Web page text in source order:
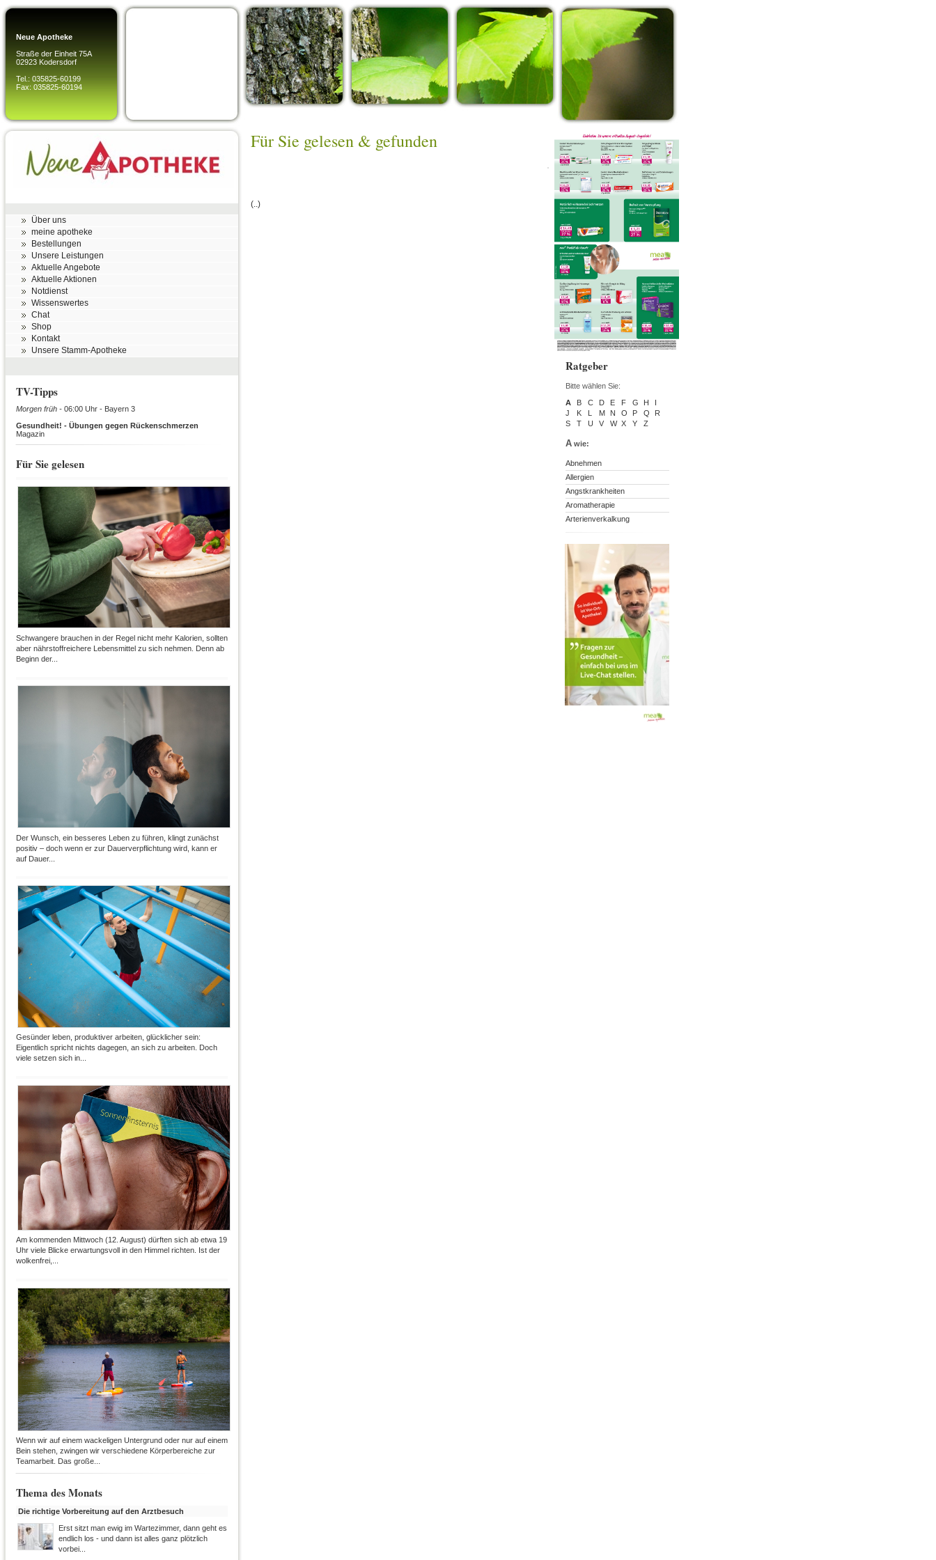
Neue Apotheke
Straße der Einheit 75A
02923 Kodersdorf
Tel.: 035825-60199
Fax: 035825-60194
Über uns
meine apotheke
Bestellungen
Unsere Leistungen
Aktuelle Angebote
Aktuelle Aktionen
Notdienst
Wissenswertes
Chat
Shop
Kontakt
Unsere Stamm-Apotheke
TV-Tipps
Morgen früh - 06:00 Uhr - Bayern 3
Gesundheit! - Übungen gegen Rückenschmerzen
Magazin
Für Sie gelesen
Schwangere brauchen in der Regel nicht mehr Kalorien, sollten
aber nährstoffreichere Lebensmittel zu sich nehmen. Denn ab
Beginn der...
Der Wunsch, ein besseres Leben zu führen, klingt zunächst
positiv – doch wenn er zur Dauerverpflichtung wird, kann er
auf Dauer...
Gesünder leben, produktiver arbeiten, glücklicher sein:
Eigentlich spricht nichts dagegen, an sich zu arbeiten. Doch
viele setzen sich in...
Am kommenden Mittwoch (12. August) dürften sich ab etwa 19
Uhr viele Blicke erwartungsvoll in den Himmel richten. Ist der
wolkenfrei,...
Wenn wir auf einem wackeligen Untergrund oder nur auf einem
Bein stehen, zwingen wir verschiedene Körperbereiche zur
Teamarbeit. Das große...
Thema des Monats
Die richtige Vorbereitung auf den Arztbesuch
Erst sitzt man ewig im Wartezimmer, dann geht es
endlich los - und dann ist alles ganz plötzlich
vorbei...
Für Sie gelesen & gefunden
(..)
Ratgeber
Bitte wählen Sie:
A
B C D E F G H
J
K L M N O P Q
R
S
T U V W X Y Z
A wie:
Abnehmen
Allergien
Angstkrankheiten
Aromatherapie
Arterienverkalkung